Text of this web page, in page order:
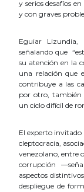
y serios desafíos
y con graves
Eguiar Lizundia,
señalando que
su atención en la
una relación que
contribuye a las
por otro, también
un ciclo difícil de
El experto invitado
cleptocracia,
venezolano, entre
corrupción
aspectos
despliegue de